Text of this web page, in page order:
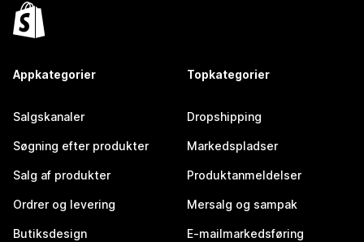
Appkategorier
Salgskanaler
Søgning efter produkter
Salg af produkter
Ordrer og levering
Butiksdesign
Topkategorier
Dropshipping
Markedspladser
Produktanmeldelser
Mersalg og sampak
E-mailmarkedsføring